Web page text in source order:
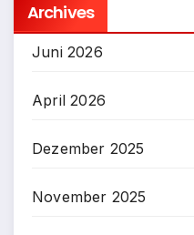
Archives
Juni 2026
April 2026
Dezember 2025
November 2025